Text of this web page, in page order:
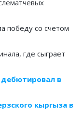
победу со счетом
где сыграет
в
кыргыза в